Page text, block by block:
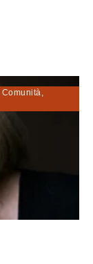
,
...